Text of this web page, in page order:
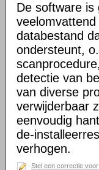
De software is
databestand
ondersteunt,
detectie van
van diverse
verwijderbaar
eenvoudig
de-
verhogen.
Stel een correctie voor